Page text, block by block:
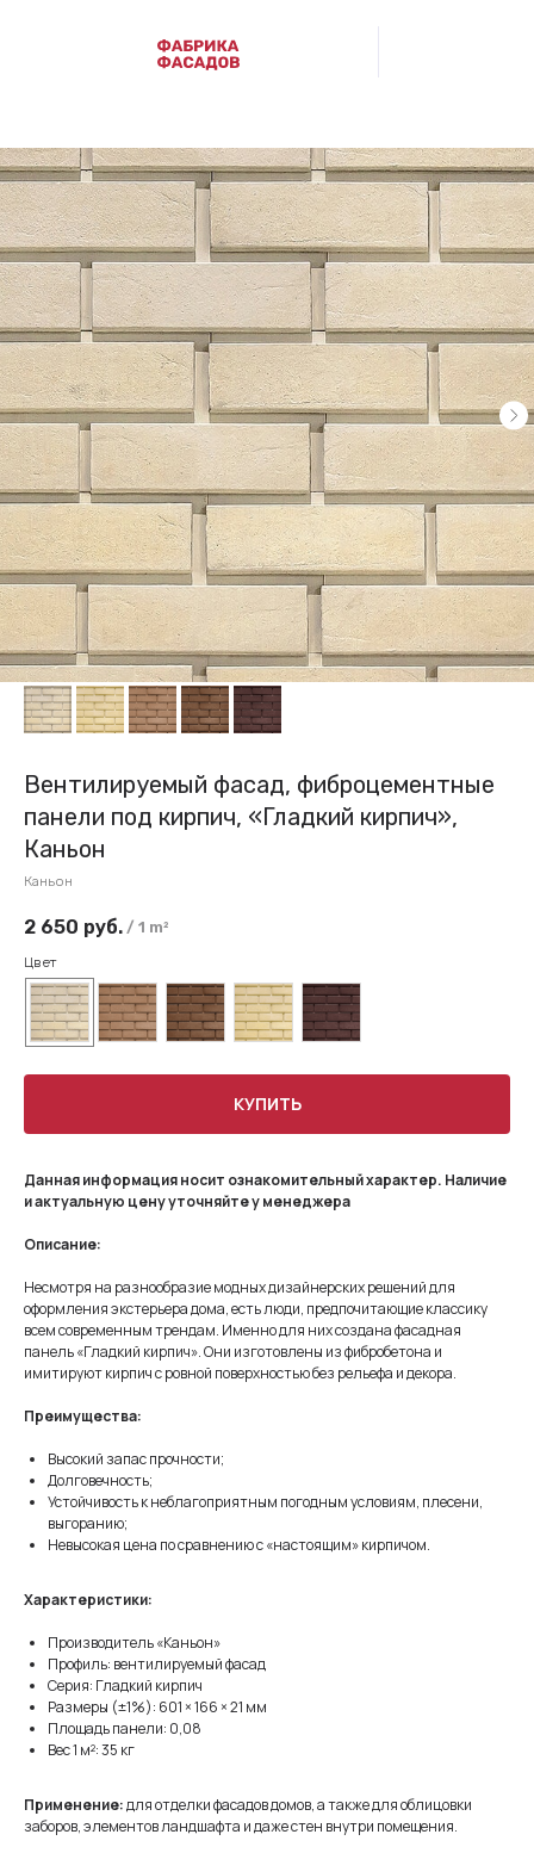
Вентилируемый фасад, фиброцементные
панели под кирпич, «Гладкий кирпич»,
Каньон
Каньон
2 650 руб. / 1 m²
Цвет
КУПИТЬ
Данная информация носит ознакомительный характер. Наличие
и актуальную цену уточняйте у менеджера
Описание:
Несмотря на разнообразие модных дизайнерских решений для
оформления экстерьера дома, есть люди, предпочитающие классику
всем современным трендам. Именно для них создана фасадная
панель «Гладкий кирпич». Они изготовлены из фибробетона и
имитируют кирпич с ровной поверхностью без рельефа и декора.
Преимущества:
Высокий запас прочности;
Долговечность;
Устойчивость к неблагоприятным погодным условиям, плесени,
выгоранию;
Невысокая цена по сравнению с «настоящим» кирпичом.
Характеристики:
Производитель «Каньон»
Профиль: вентилируемый фасад
Серия: Гладкий кирпич
Размеры (±1%): 601 × 166 × 21 мм
Площадь панели: 0,08
Вес 1 м²: 35 кг
Применение:для отделки фасадов домов, а также для облицовки
заборов, элементов ландшафта и даже стен внутри помещения.